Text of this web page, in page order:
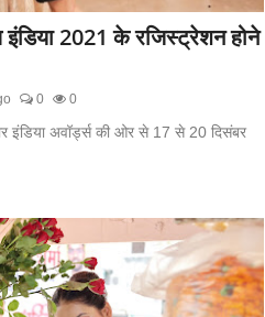
इंडिया 2021 के रजिस्ट्रेशन होने
0 0
इंडिया अवॉर्ड्स की ओर से 17 से 20 दिसंबर